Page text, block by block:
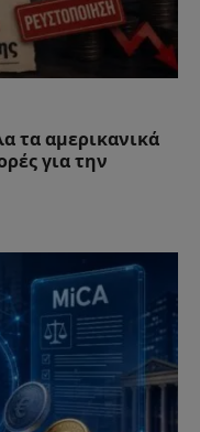
τα αμερικανικά
για την